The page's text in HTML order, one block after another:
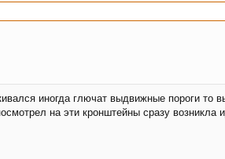
иногда глючат выдвижные пороги то
на эти кронштейны сразу